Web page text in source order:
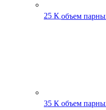
25 К объем
35 К объем